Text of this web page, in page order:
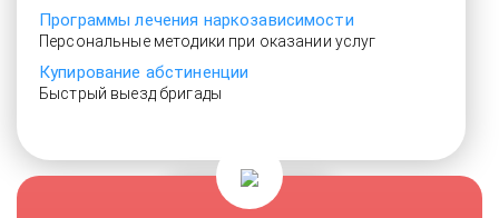
Программы лечения наркозависимости
Персональные методики при оказании услуг
Купирование абстиненции
Быстрый выезд бригады
От 3500 руб.